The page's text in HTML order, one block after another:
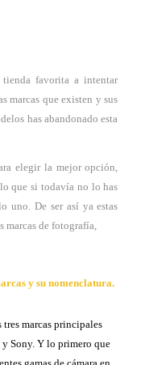
favorita a intentar
marcas que existen y sus
has abandonado esta
elegir la mejor opción,
que si todavía no lo has
uno. De ser así ya estas
marcas de fotografía,
y su nomenclatura.
tres marcas principales
Sony. Y lo primero que